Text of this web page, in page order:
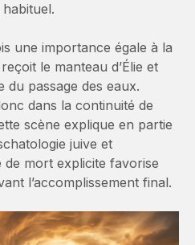
une importance égale à la
reçoit le manteau d’Élie et
du passage des eaux.
dans la continuité de
scène explique en partie
juive et
de mort explicite favorise
l’accomplissement final.